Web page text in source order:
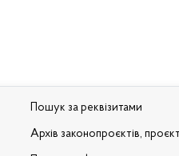
Пошук за реквізитами
Архів законопроєктів,